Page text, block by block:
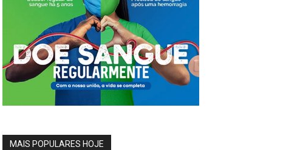
MAIS POPULARES HOJE